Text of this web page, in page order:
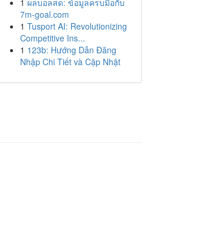
1 ผลบอลสด: ข้อมูลครบมือกับ
7m-goal.com
1 Tusport AI: Revolutionizing
Competitive Ins...
1 123b: Hướng Dẫn Đăng
Nhập Chi Tiết và Cập Nhật